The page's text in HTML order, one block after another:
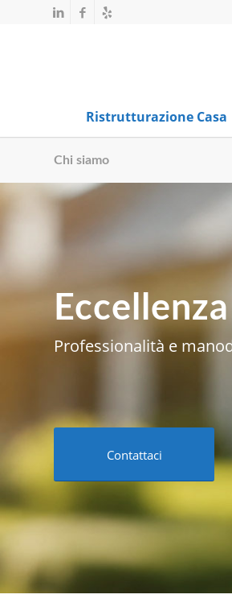
Ristrutturazione Casa
Chi siamo
Professionalità e
Contattaci